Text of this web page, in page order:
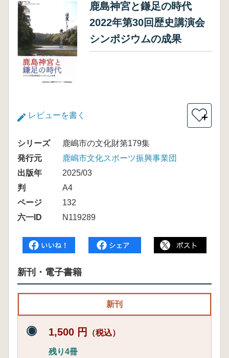
鹿島神宮と鎌足の時代
2022年第30回歴史講演会
シンポジウムの成果
レビューを書く ＋
シリーズ
鹿嶋市の文化財第179集
発行元
鹿嶋市文化スポーツ振興事業団
出版年
2025/03
判
A4
ページ
132
六一ID
N119289
新刊・電子書籍
新刊
1,500 円 （税込）
残り4冊